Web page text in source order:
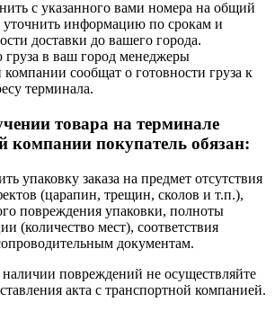
с указанного вами номера на общий
информацию по срокам и
доставки до вашего города.
в ваш город менеджеры
компании сообщат о готовности груза к
терминала.
товара на терминале
компании покупатель обязан:
упаковку заказа на предмет отсутствия
(царапин, трещин, сколов и т.п.),
повреждения упаковки, полноты
(количество мест), соответствия
документам.
повреждений не осуществляйте
акта с транспортной компанией.